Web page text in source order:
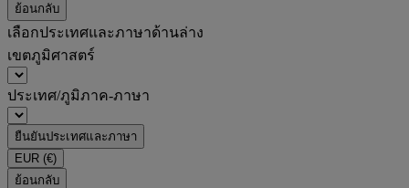
ย้อนกลับ
เลือกประเทศและภาษาด้านล่าง
เขตภูมิศาสตร์
ประเทศ/ภูมิภาค-ภาษา
ยืนยันประเทศและภาษา
EUR (€)
ย้อนกลับ